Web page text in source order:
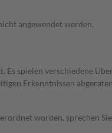
angewendet werden.
Es spielen verschiedene
Erkenntnissen
worden, sprechen